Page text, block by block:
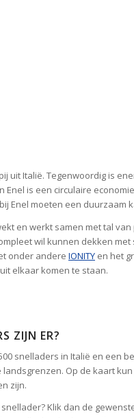
uit Italië. Tegenwoordig is
Enel is een circulaire
Enel moeten een
en werkt samen met tal
wil kunnen dekken
onder andere IONITY en het
elkaar komen te staan.
ZIJN ER?
snelladers in Italië en een
Op de kaart kun
zijn.
Klik dan de